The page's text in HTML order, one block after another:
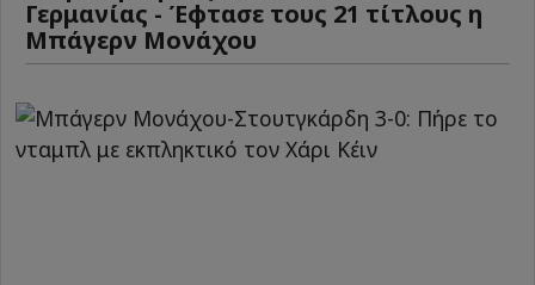
Γερμανίας - Έφτασε τους 21 τίτλους η
Μπάγερν Μονάχου